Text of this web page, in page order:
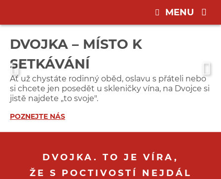
DVOJKA – MÍSTO K
SETKÁVÁNÍ
Ať už chystáte rodinný oběd, oslavu s přáteli nebo
si chcete jen posedět u skleničky vína, na Dvojce si
jistě najdete „to svoje".
POZNEJTE NÁS
DVOJKA. TO JE VÍRA,
ŽE S POCTIVOSTÍ NEJDÁL
MENU